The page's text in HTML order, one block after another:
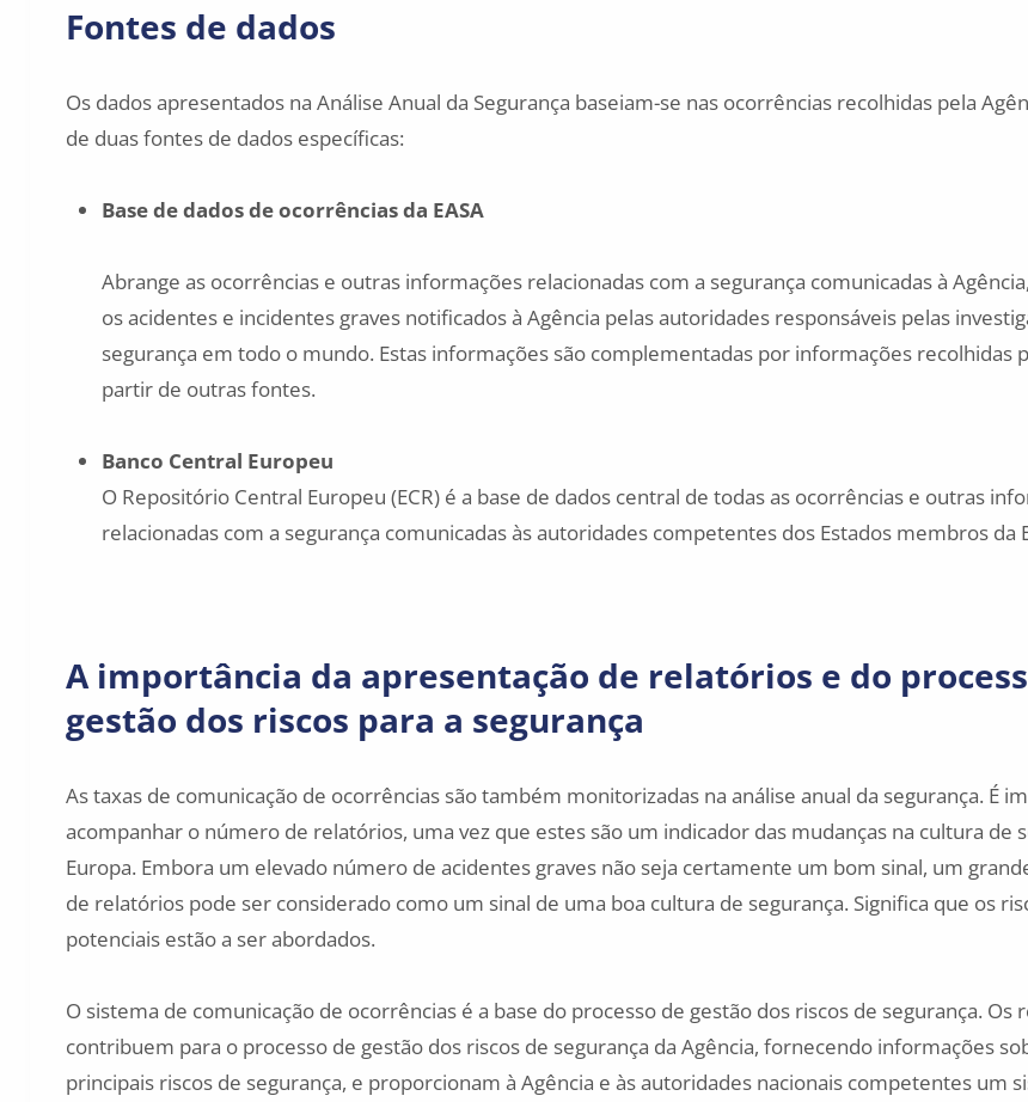
Fontes de dados
Os dados apresentados na Análise Anual da Segurança baseiam-se nas ocorrências recolhidas pela
de duas fontes de dados específicas:
Base de dados de ocorrências da EASA
Abrange as ocorrências e outras informações relacionadas com a segurança comunicadas à
os acidentes e incidentes graves notificados à Agência pelas autoridades responsáveis pelas
segurança em todo o mundo. Estas informações são complementadas por informações recolhidas
partir de outras fontes.
Banco Central Europeu
O Repositório Central Europeu (ECR) é a base de dados central de todas as ocorrências e outras
relacionadas com a segurança comunicadas às autoridades competentes dos Estados membros da
A importância da apresentação de relatórios e do
gestão dos riscos para a segurança
As taxas de comunicação de ocorrências são também monitorizadas na análise anual da segurança. É
acompanhar o número de relatórios, uma vez que estes são um indicador das mudanças na cultura de
Europa. Embora um elevado número de acidentes graves não seja certamente um bom sinal, um
de relatórios pode ser considerado como um sinal de uma boa cultura de segurança. Significa que os
potenciais estão a ser abordados.
O sistema de comunicação de ocorrências é a base do processo de gestão dos riscos de segurança. Os
contribuem para o processo de gestão dos riscos de segurança da Agência, fornecendo informações
principais riscos de segurança, e proporcionam à Agência e às autoridades nacionais competentes um